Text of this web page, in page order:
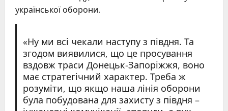
української оборони.
«Ну ми всі чекали наступу з півдня. Та
згодом виявилися, що це просування
вздовж траси Донецьк-Запоріжжя, воно
має стратегічний характер. Треба ж
розуміти, що якщо наша лінія оборони
була побудована для захисту з півдня –